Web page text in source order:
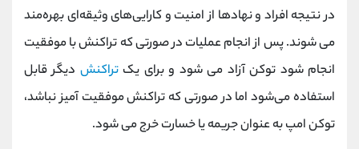
در نتیجه افراد و نهادها از امنیت و کارایی‌های وثیقه‌ای بهره‌مند
می شوند. پس از انجام عملیات در صورتی که تراکنش با موفقیت
انجام شود توکن آزاد می شود و برای یکتراکنش دیگر قابل
استفاده می‌شود اما در صورتی که تراکنش موفقیت آمیز نباشد،
توکن امپ به عنوان جریمه یا خسارت خرج می شود.